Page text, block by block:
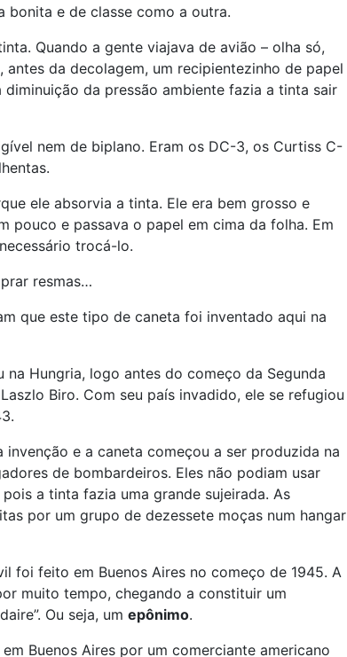
bonita e de classe como a outra.
Quando a gente viajava de avião – olha só,
da decolagem, um recipientezinho de papel
da pressão ambiente fazia a tinta sair
nem de biplano. Eram os DC-3, os Curtiss C-
ele absorvia a tinta. Ele era bem grosso e
pouco e passava o papel em cima da folha. Em
trocá-lo.
resmas…
que este tipo de caneta foi inventado aqui na
Hungria, logo antes do começo da Segunda
Biro. Com seu país invadido, ele se refugiou
e a caneta começou a ser produzida na
de bombardeiros. Eles não podiam usar
a tinta fazia uma grande sujeirada. As
por um grupo de dezessete moças num hangar
foi feito em Buenos Aires no começo de 1945. A
muito tempo, chegando a constituir um
Ou seja, um epônimo.
Buenos Aires por um comerciante americano